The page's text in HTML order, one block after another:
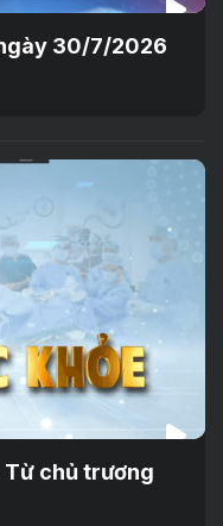
30/7/2026
Từ chủ trương